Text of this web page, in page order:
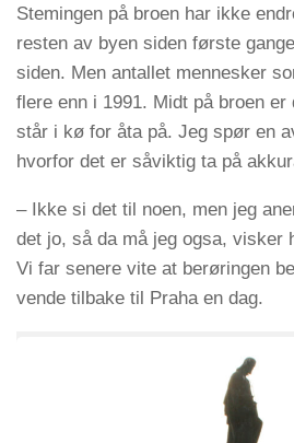
Stemingen på broen har ikke
resten av byen siden første
siden. Men antallet mennesker
flere enn i 1991. Midt på broen
står i kø for åta på. Jeg spør en
hvorfor det er såviktig ta på
– Ikke si det til noen, men jeg
det jo, så da må jeg ogsa, visker
Vi far senere vite at berøringen
vende tilbake til Praha en dag.